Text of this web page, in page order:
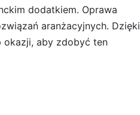
dodatkiem. Oprawa
aranżacyjnych. Dzięki
okazji, aby zdobyć ten